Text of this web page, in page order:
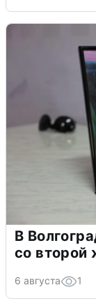
В
со второй
6 августа 1